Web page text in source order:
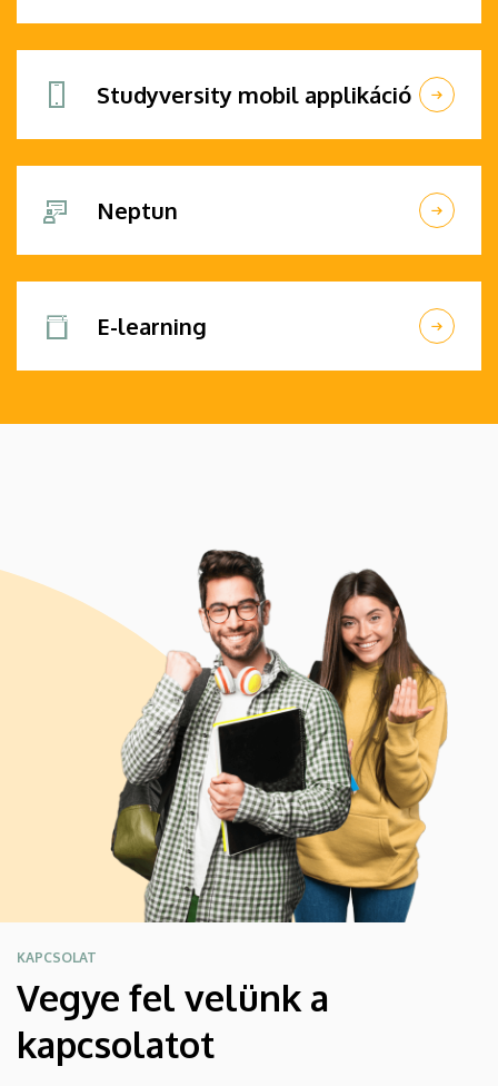
Studyversity mobil applikáció
Neptun
E-learning
KAPCSOLAT
Vegye fel velünk a
kapcsolatot